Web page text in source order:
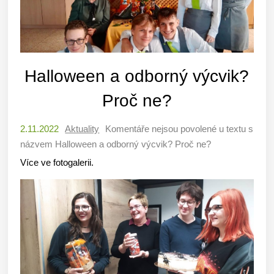
Halloween a odborný výcvik?
Proč ne?
2.11.2022 Aktuality Komentáře nejsou povolené u textu s
názvem Halloween a odborný výcvik? Proč ne?
Více ve fotogalerii.